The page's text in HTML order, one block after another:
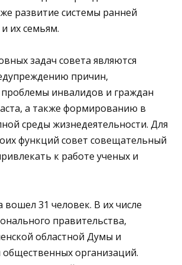
развитие системы ранней
их семьям.
задач совета являются
причин,
инвалидов и граждан
а также формированию в
среды жизнедеятельности. Для
функций совет совещательный
к работе ученых и
вошел 31 человек. В их числе
правительства,
областной Думы и
общественных организаций.